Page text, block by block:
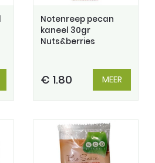
Notenreep pecan
kaneel 30gr
Nuts&berries
€ 1.80 MEER